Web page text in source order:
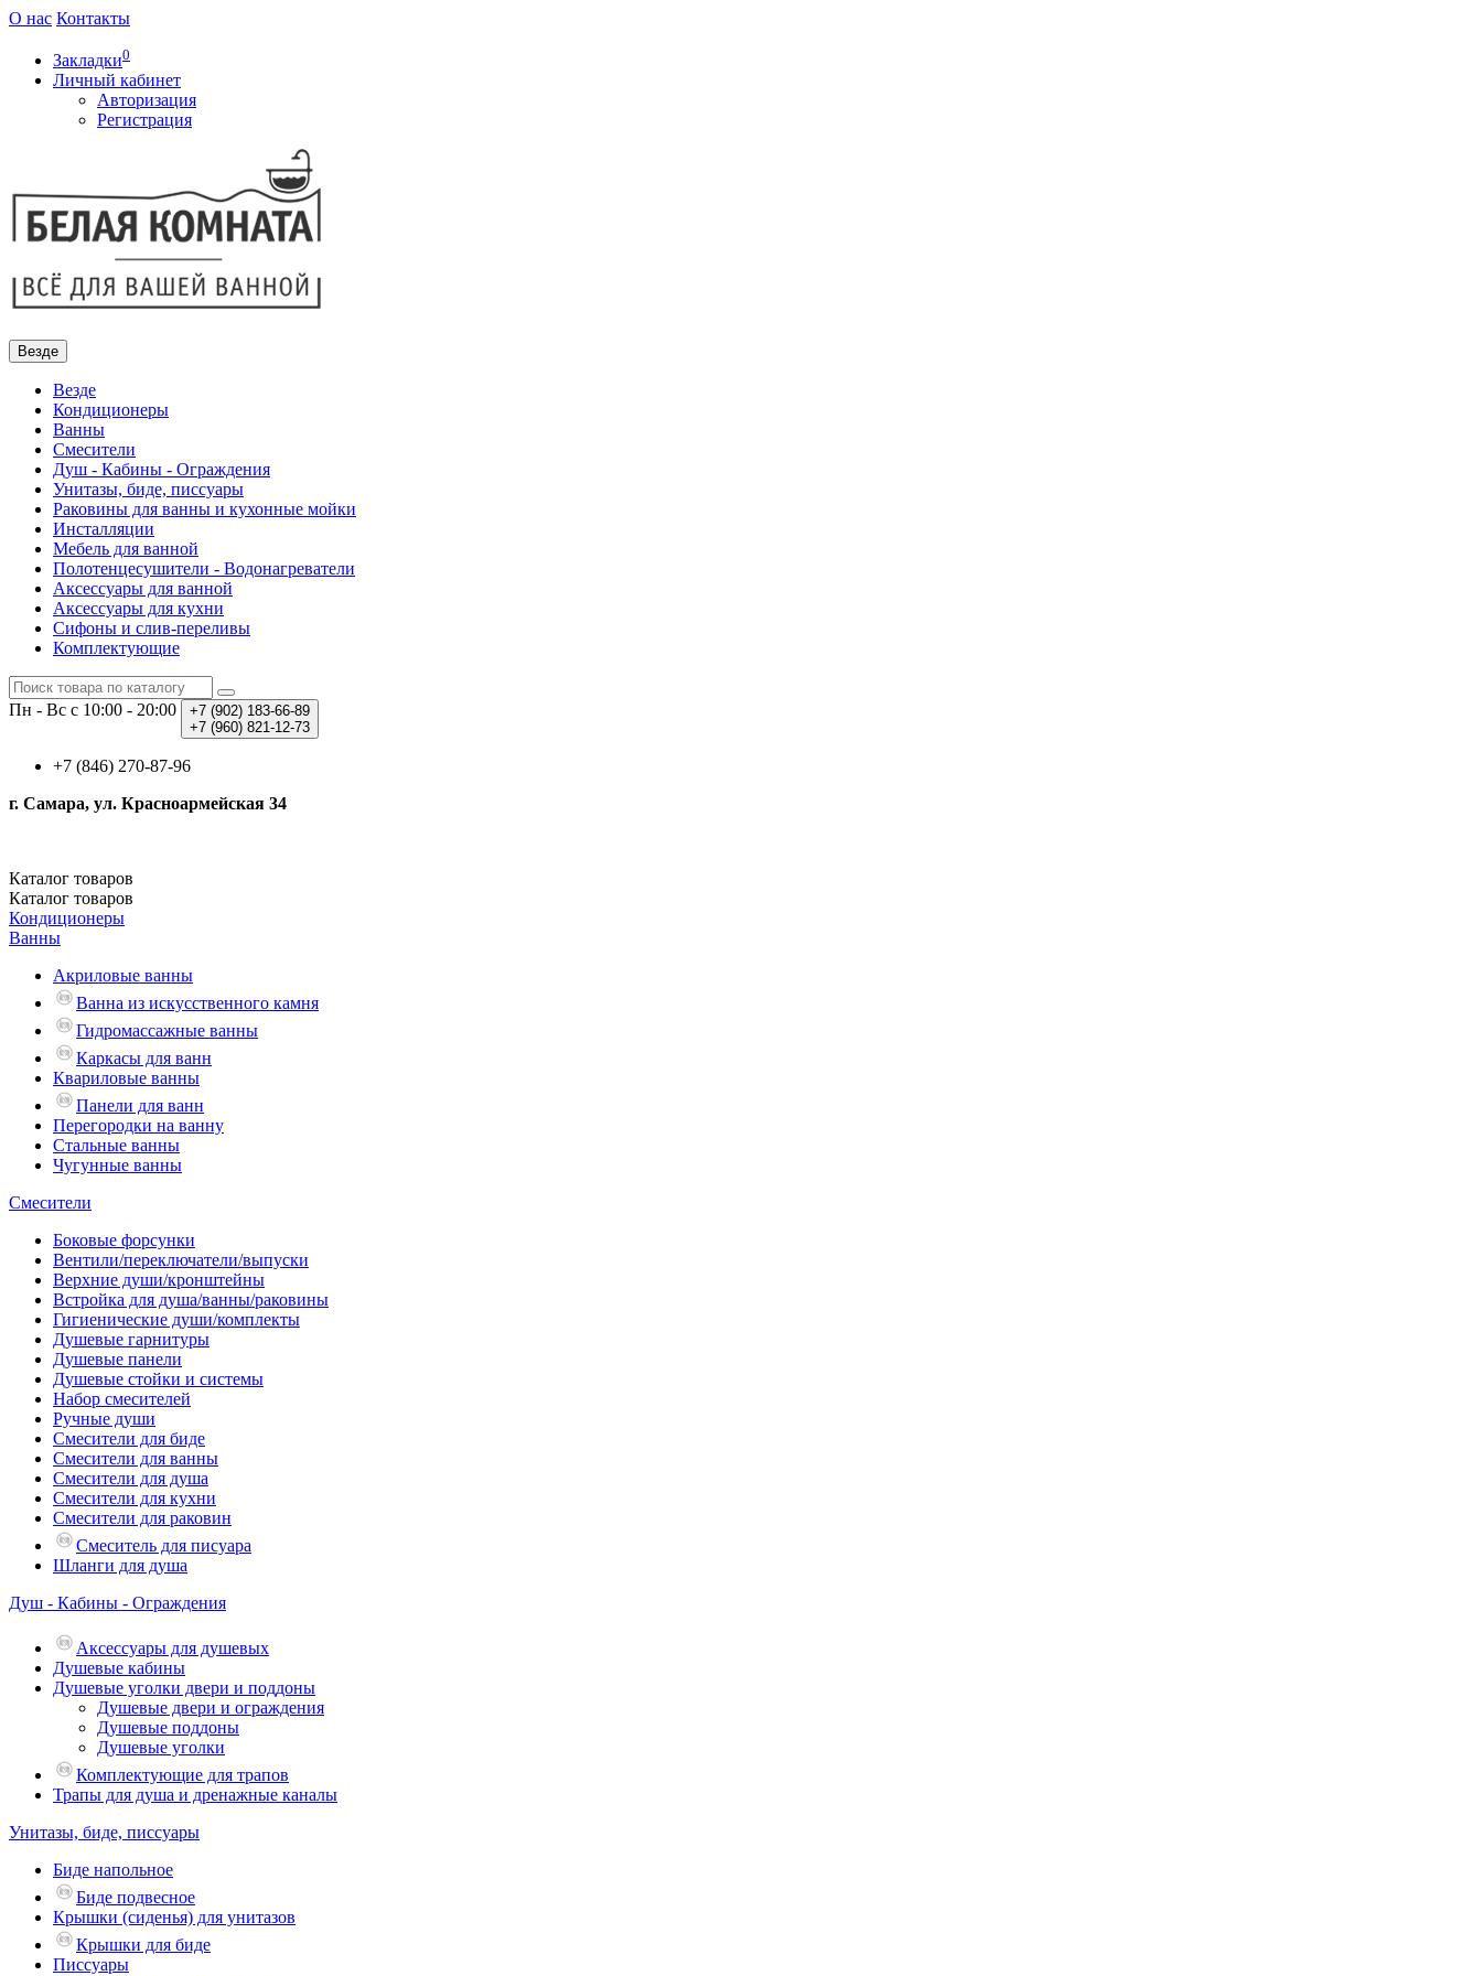
О нас Контакты
Закладки0
Личный кабинет
Авторизация
Регистрация
Везде
Везде
Кондиционеры
Ванны
Смесители
Душ - Кабины - Ограждения
Унитазы, биде, писсуары
Раковины для ванны и кухонные мойки
Инсталляции
Мебель для ванной
Полотенцесушители - Водонагреватели
Аксессуары для ванной
Аксессуары для кухни
Сифоны и слив-переливы
Комплектующие
Пн - Вс с 10:00 - 20:00 +7 (902) 183-66-89
+7 (960) 821-12-73
+7 (846) 270-87-96
г. Самара, ул. Красноармейская 34
Каталог товаров
Каталог товаров
Кондиционеры
Ванны
Акриловые ванны
Ванна из искусственного камня
Гидромассажные ванны
Каркасы для ванн
Квариловые ванны
Панели для ванн
Перегородки на ванну
Стальные ванны
Чугунные ванны
Смесители
Боковые форсунки
Вентили/переключатели/выпуски
Верхние души/кронштейны
Встройка для душа/ванны/раковины
Гигиенические души/комплекты
Душевые гарнитуры
Душевые панели
Душевые стойки и системы
Набор смесителей
Ручные души
Смесители для биде
Смесители для ванны
Смесители для душа
Смесители для кухни
Смесители для раковин
Смеситель для писуара
Шланги для душа
Душ - Кабины - Ограждения
Аксессуары для душевых
Душевые кабины
Душевые уголки двери и поддоны
Душевые двери и ограждения
Душевые поддоны
Душевые уголки
Комплектующие для трапов
Трапы для душа и дренажные каналы
Унитазы, биде, писсуары
Биде напольное
Биде подвесное
Крышки (сиденья) для унитазов
Крышки для биде
Писсуары